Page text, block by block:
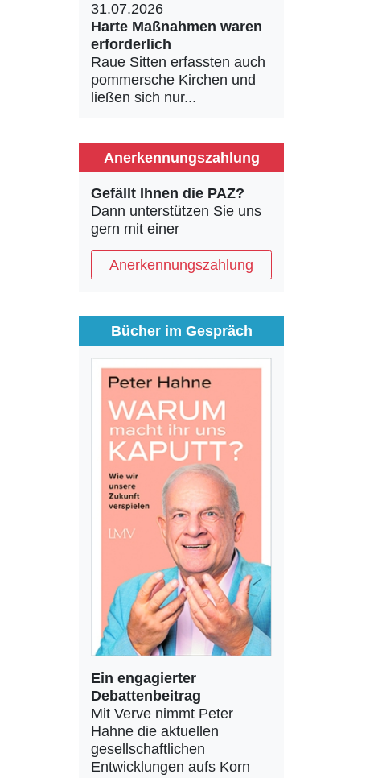
31.07.2026
Harte Maßnahmen waren
erforderlich
Raue Sitten erfassten auch
pommersche Kirchen und
ließen sich nur...
Anerkennungszahlung
Gefällt Ihnen die PAZ?
Dann unterstützen Sie uns
gern mit einer
Anerkennungszahlung
Bücher im Gespräch
Ein engagierter
Debattenbeitrag
Mit Verve nimmt Peter
Hahne die aktuellen
gesellschaftlichen
Entwicklungen aufs Korn